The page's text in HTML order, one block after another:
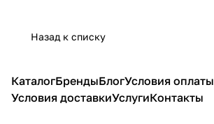
Назад к списку
КаталогБрендыБлогУсловия оплаты
Условия доставкиУслугиКонтакты